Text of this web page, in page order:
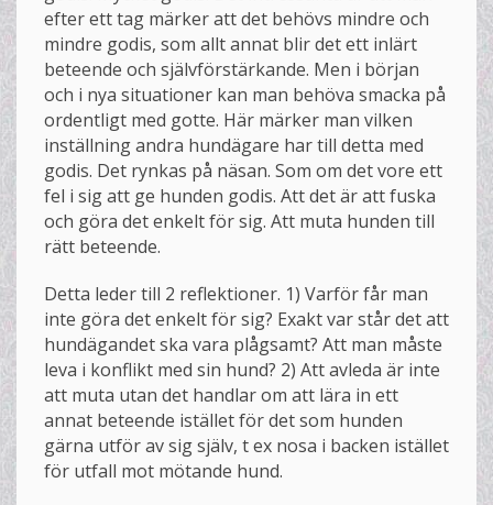
efter ett tag märker att det behövs mindre och
mindre godis, som allt annat blir det ett inlärt
beteende och självförstärkande. Men i början
och i nya situationer kan man behöva smacka på
ordentligt med gotte. Här märker man vilken
inställning andra hundägare har till detta med
godis. Det rynkas på näsan. Som om det vore ett
fel i sig att ge hunden godis. Att det är att fuska
och göra det enkelt för sig. Att muta hunden till
rätt beteende.
Detta leder till 2 reflektioner. 1) Varför får man
inte göra det enkelt för sig? Exakt var står det att
hundägandet ska vara plågsamt? Att man måste
leva i konflikt med sin hund? 2) Att avleda är inte
att muta utan det handlar om att lära in ett
annat beteende istället för det som hunden
gärna utför av sig själv, t ex nosa i backen istället
för utfall mot mötande hund.